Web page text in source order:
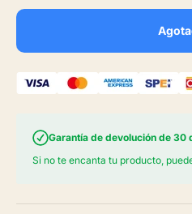
Garantía de devolución de 30
Si no te encanta tu producto,